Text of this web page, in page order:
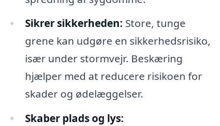
Sikrer sikkerheden: Store, tunge
grene kan udgøre en sikkerhedsrisiko,
især under stormvejr. Beskæring
hjælper med at reducere risikoen for
skader og ødelæggelser.
Skaber plads og lys: